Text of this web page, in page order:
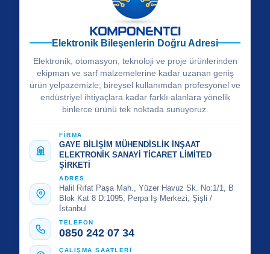
Elektronik Bileşenlerin Doğru Adresi
Elektronik, otomasyon, teknoloji ve proje ürünlerinden
ekipman ve sarf malzemelerine kadar uzanan geniş
ürün yelpazemizle; bireysel kullanımdan profesyonel ve
endüstriyel ihtiyaçlara kadar farklı alanlara yönelik
binlerce ürünü tek noktada sunuyoruz.
FİRMA
GAYE BİLİŞİM MÜHENDİSLİK İNŞAAT
ELEKTRONİK SANAYİ TİCARET LİMİTED
ŞİRKETİ
ADRES
Halil Rıfat Paşa Mah., Yüzer Havuz Sk. No:1/1, B
Blok Kat 8 D:1095, Perpa İş Merkezi, Şişli /
İstanbul
TELEFON
0850 242 07 34
ÇALIŞMA SAATLERİ